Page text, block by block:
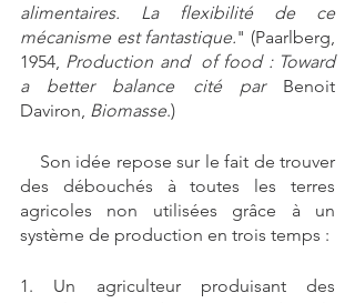
alimentaires. La flexibilité de ce
mécanisme est fantastique." (Paarlberg,
1954, Production and  of food : Toward
a better balance cité par Benoit
Daviron, Biomasse.)
des débouchés à toutes les terres
agricoles non utilisées grâce à un
système de production en trois temps :
1. Un agriculteur produisant des